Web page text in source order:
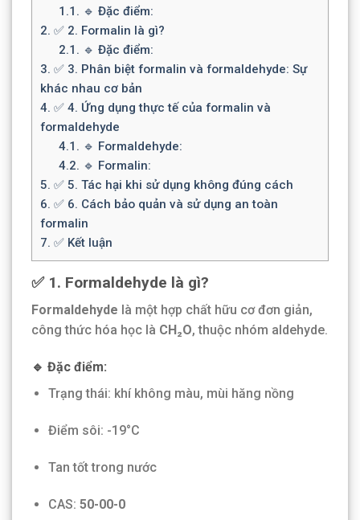
1.1. 🔹 Đặc điểm:
2. ✅ 2. Formalin là gì?
2.1. 🔹 Đặc điểm:
3. ✅ 3. Phân biệt formalin và formaldehyde: Sự
khác nhau cơ bản
4. ✅ 4. Ứng dụng thực tế của formalin và
formaldehyde
4.1. 🔹 Formaldehyde:
4.2. 🔹 Formalin:
5. ✅ 5. Tác hại khi sử dụng không đúng cách
6. ✅ 6. Cách bảo quản và sử dụng an toàn
formalin
7. ✅ Kết luận
✅ 1. Formaldehyde là gì?
Formaldehyde là một hợp chất hữu cơ đơn giản,
công thức hóa học là CH₂O, thuộc nhóm aldehyde.
🔹 Đặc điểm:
Trạng thái: khí không màu, mùi hăng nồng
Điểm sôi: -19°C
Tan tốt trong nước
CAS: 50-00-0